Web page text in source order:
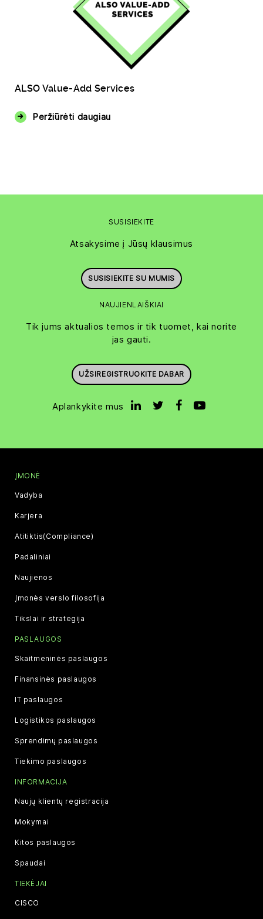
ALSO Value-Add Services
Peržiūrėti daugiau
SUSISIEKITE
Atsakysime į Jūsų klausimus
SUSISIEKITE SU MUMIS
NAUJIENLAIŠKIAI
Tik jums aktualios temos ir tik tuomet, kai norite
jas gauti.
UŽSIREGISTRUOKITE DABAR
Aplankykite mus
ĮMONĖ
Vadyba
Karjera
Atitiktis(Compliance)
Padaliniai
Naujienos
Įmonės verslo filosofija
Tikslai ir strategija
PASLAUGOS
Skaitmeninės paslaugos
Finansinės paslaugos
IT paslaugos
Logistikos paslaugos
Sprendimų paslaugos
Tiekimo paslaugos
INFORMACIJA
Naujų klientų registracija
Mokymai
Kitos paslaugos
Spaudai
TIEKĖJAI
CISCO